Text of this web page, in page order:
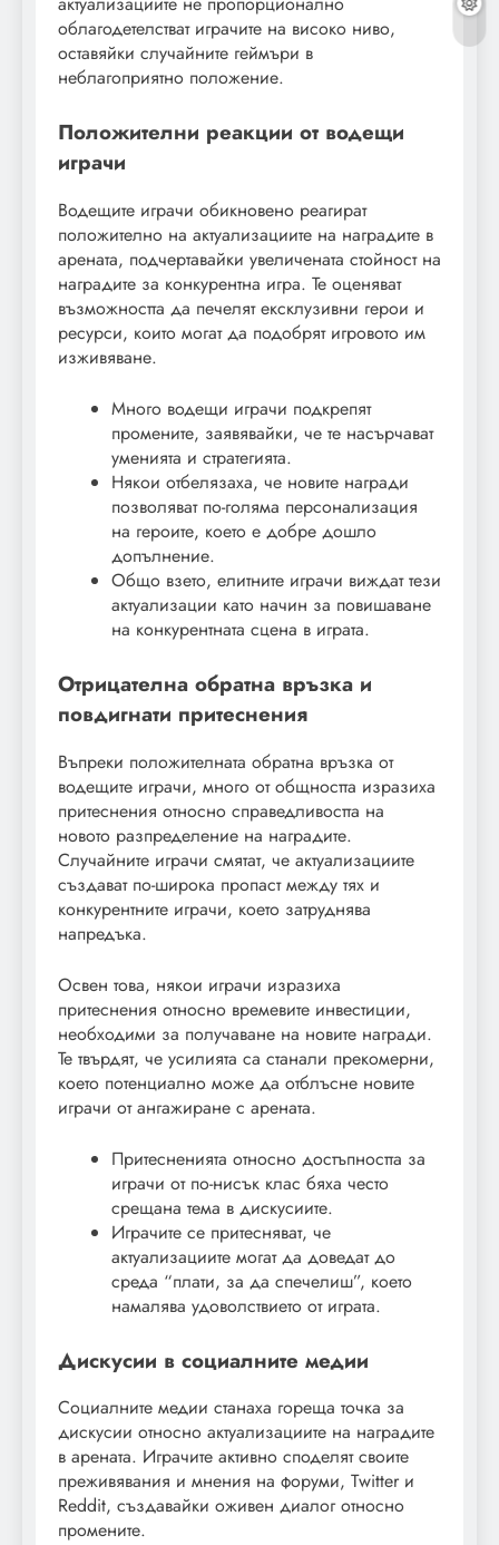
облагодетелстват играчите на високо ниво,
оставяйки случайните геймъри в
неблагоприятно положение.
Положителни реакции от водещи
играчи
Водещите играчи обикновено реагират
положително на актуализациите на наградите в
арената, подчертавайки увеличената стойност на
наградите за конкурентна игра. Те оценяват
възможността да печелят ексклузивни герои и
ресурси, които могат да подобрят игровото им
изживяване.
Много водещи играчи подкрепят
промените, заявявайки, че те насърчават
уменията и стратегията.
Някои отбелязаха, че новите награди
позволяват по-голяма персонализация
на героите, което е добре дошло
допълнение.
Общо взето, елитните играчи виждат тези
актуализации като начин за повишаване
на конкурентната сцена в играта.
Отрицателна обратна връзка и
повдигнати притеснения
Въпреки положителната обратна връзка от
водещите играчи, много от общността изразиха
притеснения относно справедливостта на
новото разпределение на наградите.
Случайните играчи смятат, че актуализациите
създават по-широка пропаст между тях и
конкурентните играчи, което затруднява
напредъка.
Освен това, някои играчи изразиха
притеснения относно времевите инвестиции,
необходими за получаване на новите награди.
Те твърдят, че усилията са станали прекомерни,
което потенциално може да отблъсне новите
играчи от ангажиране с арената.
Притесненията относно достъпността за
играчи от по-нисък клас бяха често
срещана тема в дискусиите.
Играчите се притесняват, че
актуализациите могат да доведат до
среда “плати, за да спечелиш”, което
намалява удоволствието от играта.
Дискусии в социалните медии
Социалните медии станаха гореща точка за
дискусии относно актуализациите на наградите
в арената. Играчите активно споделят своите
преживявания и мнения на форуми, Twitter и
Reddit, създавайки оживен диалог относно
промените.